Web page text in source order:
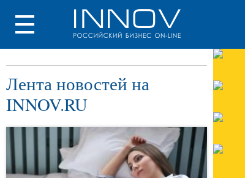
Лента новостей на
INNOV.RU